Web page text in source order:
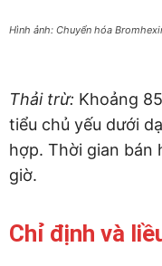
Hình ảnh: Chuyển hóa
Thải trừ: Khoảng
tiểu chủ yếu dưới
hợp. Thời gian bán
giờ.
Chỉ định và